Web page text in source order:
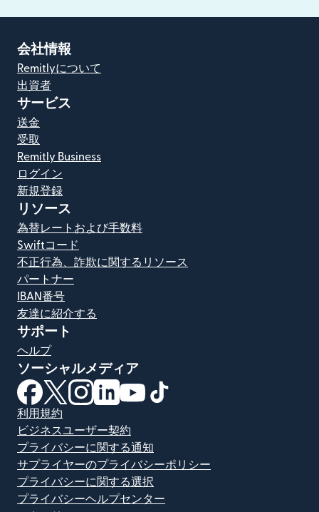
会社情報
Remitlyについて
出資者
サービス
送金
受取
Remitly Business
ログイン
新規登録
リソース
為替レートおよび手数料
Swiftコード
不正行為、詐欺に関するリソース
パートナー
IBAN番号
友達に紹介する
サポート
ヘルプ
ソーシャルメディア
（別ウィンドウで開きます）
（別ウィンドウで開きます）
（別ウィンドウで開きます）
（別ウィンドウで開きます）
（別ウィンドウで開きます）
利用規約
ビジネスユーザー契約
プライバシーに関する通知
サプライヤーのプライバシーポリシー
プライバシーに関する選択
プライバシーヘルプセンター